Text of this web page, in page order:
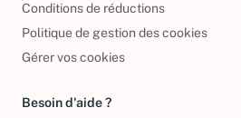
Conditions de réductions
Politique de gestion des cookies
Gérer vos cookies
Besoin d'aide ?